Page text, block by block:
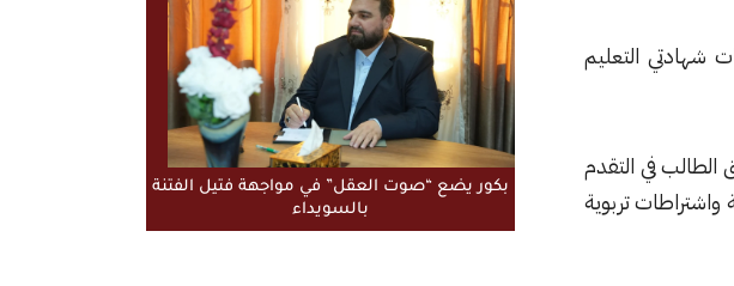
شهادتي التعليم
الطالب في التقدم
واشتراطات تربوية
بكور يضع “صوت العقل” في مواجهة فتيل الفتنة
بالسويداء